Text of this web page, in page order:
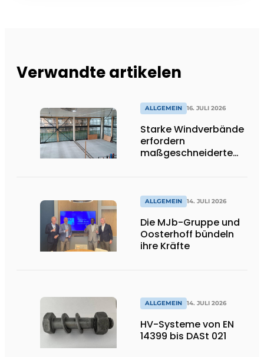
Verwandte artikelen
ALLGEMEIN 16. JULI 2026
Starke Windverbände
erfordern
maßgeschneiderte
ALLGEMEIN 14. JULI 2026
Die MJb-Gruppe und
Oosterhoff bündeln
ihre Kräfte
ALLGEMEIN 14. JULI 2026
HV-Systeme von EN
14399 bis DASt 021